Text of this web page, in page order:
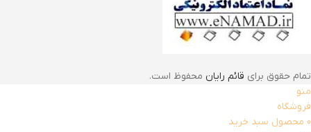
تمام حقوق برای قائم رایان محفوظ است.
منو
فروشگاه
0 محصول سبد خرید